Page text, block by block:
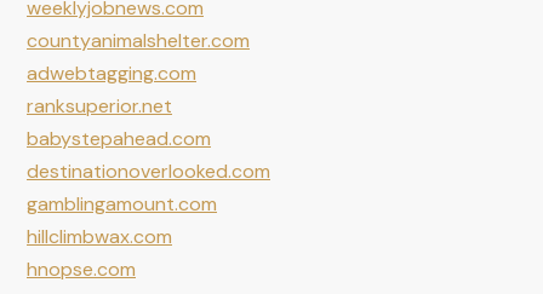
weeklyjobnews.com
countyanimalshelter.com
adwebtagging.com
ranksuperior.net
babystepahead.com
destinationoverlooked.com
gamblingamount.com
hillclimbwax.com
hnopse.com